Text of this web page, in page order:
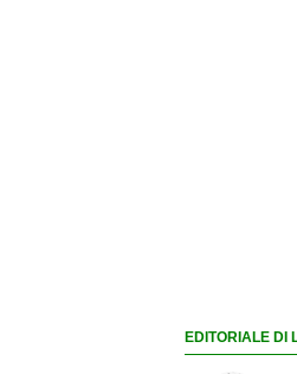
EDITORIALE DI